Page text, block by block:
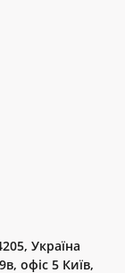
Україна
офіс 5 Київ,